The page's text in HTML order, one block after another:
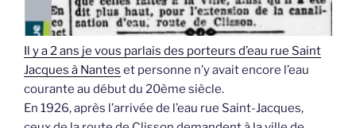
Il y a 2 ans je vous parlais des porteurs d’eau rue Saint
Jacques à Nantes et personne n’y avait encore l’eau
courante au début du 20ème siècle.
En 1926, après l’arrivée de l’eau rue Saint-Jacques,